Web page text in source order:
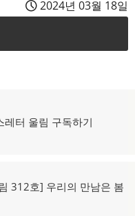
2024년 03월 18일
터 울림 구독하기
312호] 우리의 만남은 봄